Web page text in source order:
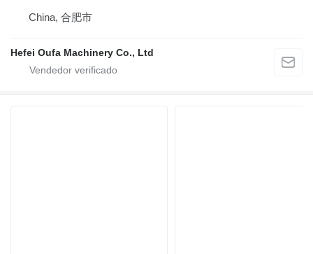
China, 合肥市
Hefei Oufa Machinery Co., Ltd